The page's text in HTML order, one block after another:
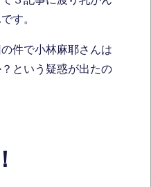
す。
件で小林麻耶さんは
という疑惑が出たの